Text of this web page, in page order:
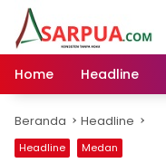
Langsung
konten
Home
Headline
Beranda Headline
Headline Medan